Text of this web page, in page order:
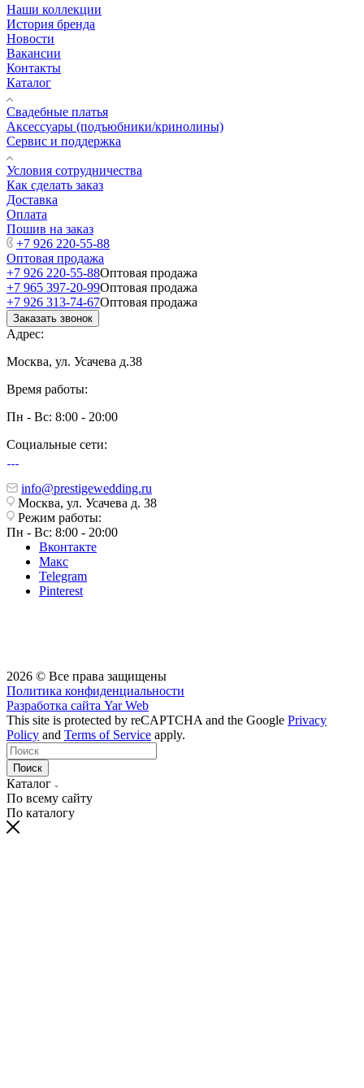
Наши коллекции
История бренда
Новости
Вакансии
Контакты
Каталог
Свадебные платья
Аксессуары (подъюбники/кринолины)
Сервис и поддержка
Условия сотрудничества
Как сделать заказ
Доставка
Оплата
Пошив на заказ
+7 926 220-55-88
Оптовая продажа
+7 926 220-55-88Оптовая продажа
+7 965 397-20-99Оптовая продажа
+7 926 313-74-67Оптовая продажа
Заказать звонок
Адрес:
Москва, ул. Усачева д.38
Время работы:
Пн - Вс: 8:00 - 20:00
Социальные сети:
info@prestigewedding.ru
Москва, ул. Усачева д. 38
Режим работы:
Пн - Вс: 8:00 - 20:00
Вконтакте
Макс
Telegram
Pinterest
2026 © Все права защищены
Политика конфиденциальности
Разработка сайта Yar Web
This site is protected by reCAPTCHA and the Google Privacy
Policy and Terms of Service apply.
Поиск
Каталог
По всему сайту
По каталогу